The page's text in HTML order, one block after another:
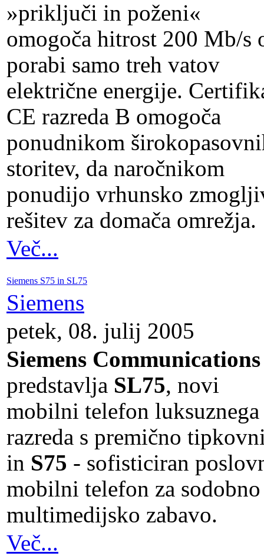
»priključi in poženi«
omogoča hitrost 200 Mb/s
porabi samo treh vatov
električne energije.
CE razreda B omogoča
ponudnikom
storitev, da naročnikom
ponudijo vrhunsko
rešitev za domača omrežja.
Več...
Siemens S75 in SL75
Siemens
petek, 08. julij 2005
Siemens Communications
predstavlja SL75, novi
mobilni telefon luksuznega
razreda s premično
in S75 - sofisticiran
mobilni telefon za sodobno
multimedijsko zabavo.
Več...